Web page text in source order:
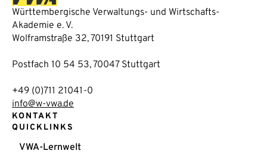
Württembergische Verwaltungs- und Wirtschafts-
Akademie e. V.
Wolframstraße 32, 70191 Stuttgart
Postfach 10 54 53, 70047 Stuttgart
+49 (0)711 21041-0
info@w-vwa.de
KONTAKT
QUICKLINKS
VWA-Lernwelt